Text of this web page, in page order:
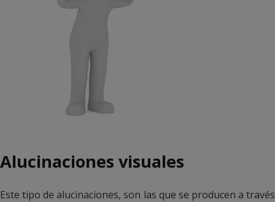
Alucinaciones visuales
Este tipo de alucinaciones, son las que se producen a través